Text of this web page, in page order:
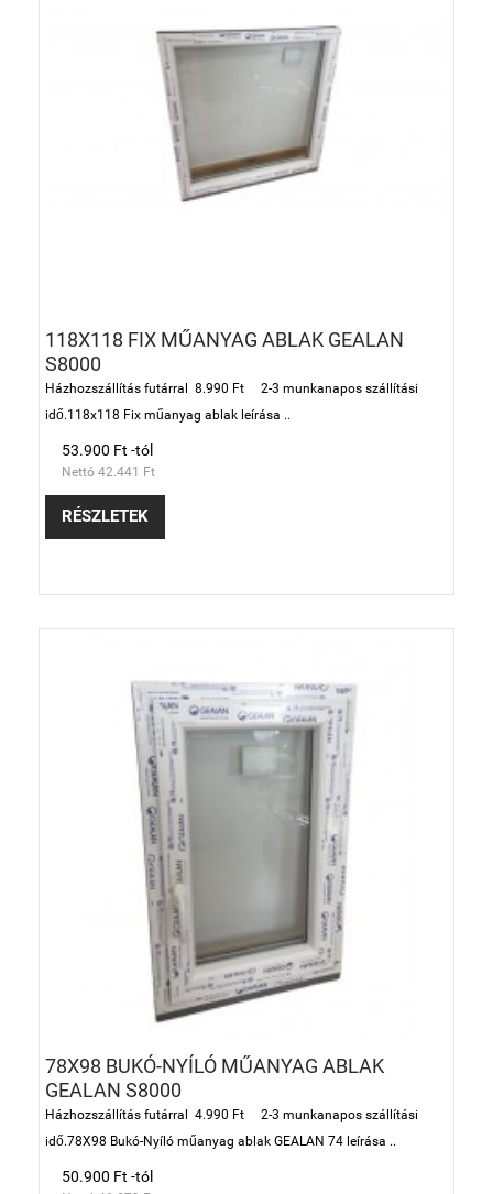
118X118 FIX MŰANYAG ABLAK GEALAN
S8000
Házhozszállítás futárral 8.990 Ft 2-3 munkanapos szállítási
idő.118x118 Fix műanyag ablak leírása ..
53.900 Ft -tól
Nettó 42.441 Ft
RÉSZLETEK
78X98 BUKÓ-NYÍLÓ MŰANYAG ABLAK
GEALAN S8000
Házhozszállítás futárral 4.990 Ft 2-3 munkanapos szállítási
idő.78X98 Bukó-Nyíló műanyag ablak GEALAN 74 leírása ..
50.900 Ft -tól